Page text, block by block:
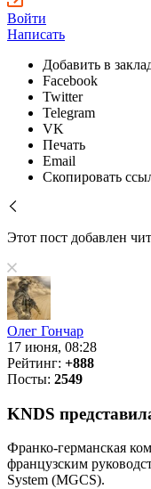
Войти
Написать
Добавить в
Facebook
Twitter
Telegram
VK
Печать
Email
Скопировать
Этот пост добавлен
Олег Гончар
17 июня, 08:28
Рейтинг: +888
Посты: 2549
KNDS
Франко-германская
французским
System (MGCS).